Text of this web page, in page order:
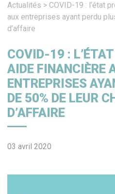
Actualités > COVID-19 : l’état
aux entreprises ayant perdu
d’affaire
COVID-19 :
AIDE FINANCIÈRE
ENTREPRISES
DE 50% DE LEUR
D’AFFAIRE
03 avril 2020